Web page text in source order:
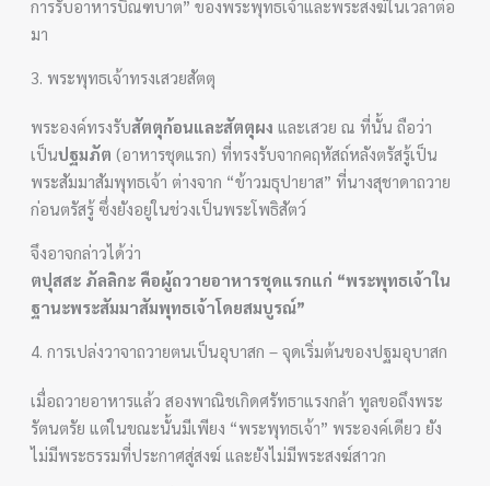
การรับอาหารบิณฑบาต” ของพระพุทธเจ้าและพระสงฆ์ในเวลาต่อ
มา
3. พระพุทธเจ้าทรงเสวยสัตตุ
พระองค์ทรงรับสัตตุก้อนและสัตตุผง และเสวย ณ ที่นั้น ถือว่า
เป็นปฐมภัต (อาหารชุดแรก) ที่ทรงรับจากคฤหัสถ์หลังตรัสรู้เป็น
พระสัมมาสัมพุทธเจ้า ต่างจาก “ข้าวมธุปายาส” ที่นางสุชาดาถวาย
ก่อนตรัสรู้ ซึ่งยังอยู่ในช่วงเป็นพระโพธิสัตว์
จึงอาจกล่าวได้ว่า
ตปุสสะ ภัลลิกะ คือผู้ถวายอาหารชุดแรกแก่ “พระพุทธเจ้าใน
ฐานะพระสัมมาสัมพุทธเจ้าโดยสมบูรณ์”
4. การเปล่งวาจาถวายตนเป็นอุบาสก – จุดเริ่มต้นของปฐมอุบาสก
เมื่อถวายอาหารแล้ว สองพาณิชเกิดศรัทธาแรงกล้า ทูลขอถึงพระ
รัตนตรัย แต่ในขณะนั้นมีเพียง “พระพุทธเจ้า” พระองค์เดียว ยัง
ไม่มีพระธรรมที่ประกาศสู่สงฆ์ และยังไม่มีพระสงฆ์สาวก